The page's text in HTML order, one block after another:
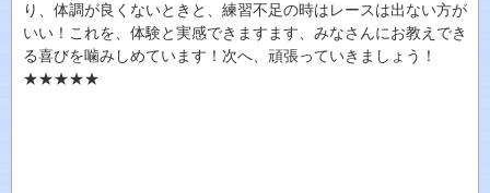
り、体調が良くないときと、練習不足の時はレースは出ない方が
いい！これを、体験と実感できますます、みなさんにお教えでき
る喜びを噛みしめています！次へ、頑張っていきましょう！
★★★★★